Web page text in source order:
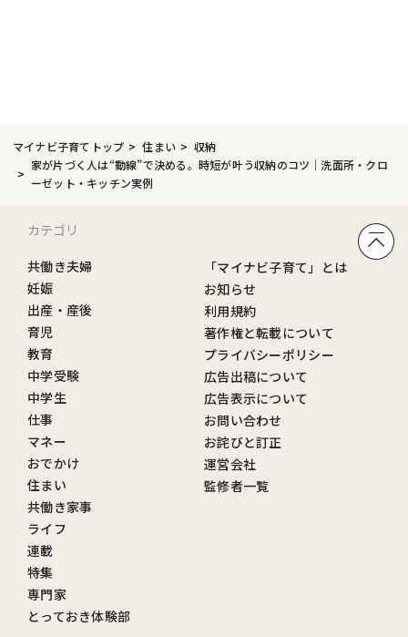
マイナビ子育てトップ 住まい
収納
家が片づく人は“動線”で決める。時短が叶う収納のコツ｜洗面所・クロ
ーゼット・キッチン実例
カテゴリ
共働き夫婦
妊娠
出産・産後
育児
教育
中学受験
中学生
仕事
マネー
おでかけ
住まい
共働き家事
ライフ
連載
特集
専門家
とっておき体験部
「マイナビ子育て」とは
お知らせ
利用規約
著作権と転載について
プライバシーポリシー
広告出稿について
広告表示について
お問い合わせ
お詫びと訂正
運営会社
監修者一覧